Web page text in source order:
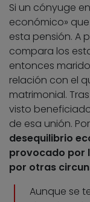
Si un cónyuge
económico»
esta pensión. A
compara los
entonces
relación con el
matrimonial.
visto
de esa unión.
desequilibrio
provocado por
por otras
Aunque se